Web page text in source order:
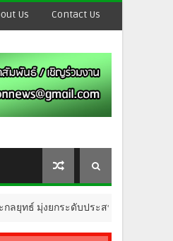
Us Contact Us
ดับประสบการณ์ลูกค้าในทุกมิติ